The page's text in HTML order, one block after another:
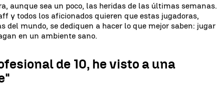
aunque sea un poco, las heridas de las últimas semanas.
y todos los aficionados quieren que estas jugadoras,
del mundo, se dediquen a hacer lo que mejor saben: jugar
en un ambiente sano.
de 10, he visto a una